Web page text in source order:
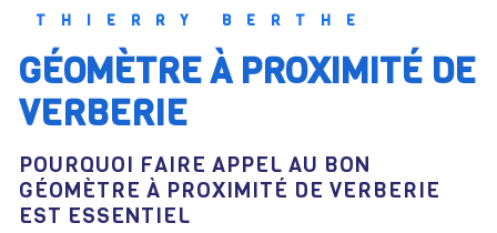
THIERRY BERTHE
GÉOMÈTRE À PROXIMITÉ DE
VERBERIE
POURQUOI FAIRE APPEL AU BON
GÉOMÈTRE À PROXIMITÉ DE VERBERIE
EST ESSENTIEL